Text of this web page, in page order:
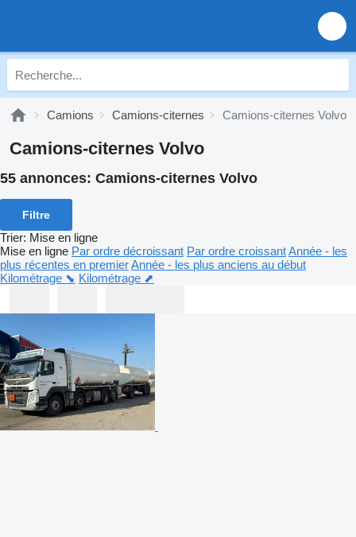
Camions Camions-citernes Camions-citernes Volvo
Camions-citernes Volvo
55 annonces: Camions-citernes Volvo
Filtre
Trier: Mise en ligne
Mise en ligne Par ordre décroissant Par ordre croissantAnnée - les
plus récentes en premierAnnée - les plus anciens au début
Kilométrage ⬊ Kilométrage ⬈